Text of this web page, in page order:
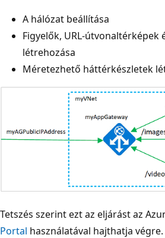
A hálózat beállítása
Figyelők, URL-útvonaltérképek
létrehozása
Méretezhető háttérkészletek
Tetszés szerint ezt az eljárást az
Portal használatával hajthatja végre.